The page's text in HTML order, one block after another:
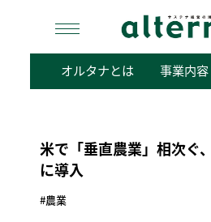
検
オルタナとは 事業内容
米で「垂直農業」相次ぐ
に導入
#農業